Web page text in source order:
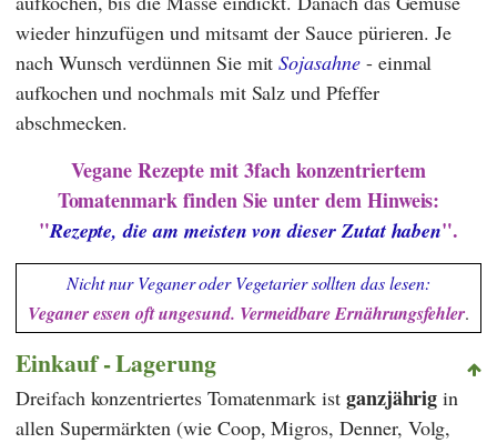
wieder hinzufügen und mitsamt der Sauce pürieren. Je
nach Wunsch verdünnen Sie mitSojasahne- einmal
aufkochen und nochmals mit Salz und Pfeffer
abschmecken.
Vegane Rezepte mit 3fach konzentriertem
Tomatenmark finden Sie unter dem Hinweis:
"Rezepte, die am meisten von dieser Zutat haben".
Nicht nur Veganer oder Vegetarier sollten das lesen:
Veganer essen oft ungesund. Vermeidbare Ernährungsfehler.
Einkauf - Lagerung
Dreifach konzentriertes Tomatenmark ist ganzjährig in
allen Supermärkten (wie Coop,Migros,Denner, Volg,